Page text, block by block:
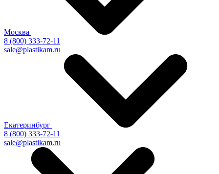
Москва
8 (800) 333-72-11
sale@plastikam.ru
Екатеринбург
8 (800) 333-72-11
sale@plastikam.ru